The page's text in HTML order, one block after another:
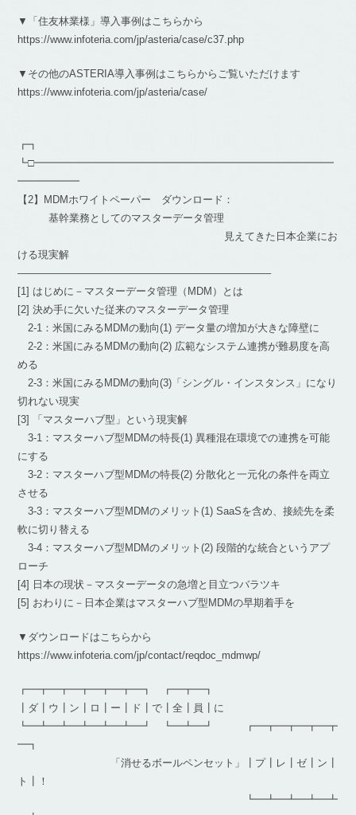
▼「住友林業様」導入事例はこちらから
https://www.infoteria.com/jp/asteria/case/c37.php
▼その他のASTERIA導入事例はこちらからご覧いただけます
https://www.infoteria.com/jp/asteria/case/
┏┓
┗□━━━━━━━━━━━━━━━━━━━━━━━━━━━━━
━━━━━━
【2】MDMホワイトペーパー ダウンロード：
基幹業務としてのマスターデータ管理
見えてきた日本企業にお
ける現実解
————————————————————————–
[1] はじめに－マスターデータ管理（MDM）とは
[2] 決め手に欠いた従来のマスターデータ管理
2-1：米国にみるMDMの動向(1) データ量の増加が大きな障壁に
2-2：米国にみるMDMの動向(2) 広範なシステム連携が難易度を高
める
2-3：米国にみるMDMの動向(3)「シングル・インスタンス」になり
切れない現実
[3] 「マスターハブ型」という現実解
3-1：マスターハブ型MDMの特長(1) 異種混在環境での連携を可能
にする
3-2：マスターハブ型MDMの特長(2) 分散化と一元化の条件を両立
させる
3-3：マスターハブ型MDMのメリット(1) SaaSを含め、接続先を柔
軟に切り替える
3-4：マスターハブ型MDMのメリット(2) 段階的な統合というアプ
ローチ
[4] 日本の現状－マスターデータの急増と目立つバラツキ
[5] おわりに－日本企業はマスターハブ型MDMの早期着手を
▼ダウンロードはこちらから
https://www.infoteria.com/jp/contact/reqdoc_mdmwp/
┏━┳━┳━┳━┳━┳━┓ ┏━┳━┓
┃ダ┃ウ┃ン┃ロ┃ー┃ド┃で┃全┃員┃に
┗━┻━┻━┻━┻━┻━┛ ┗━┻━┛ ┏━┳━┳━┳━┳
━┓
「消せるボールペンセット」┃プ┃レ┃ゼ┃ン┃
ト┃！
┗━┻━┻━┻━┻